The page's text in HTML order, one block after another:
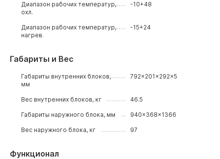
Диапазон рабочих температур,
охл.
-10+48
Диапазон рабочих температур,
нагрев.
-15+24
Габариты и Вес
Габариты внутренних блоков,
мм
792x201x292x5
Вес внутренних блоков, кг 46.5
Габариты наружного блока, мм 940x368x1366
Вес наружного блока, кг 97
Функционал